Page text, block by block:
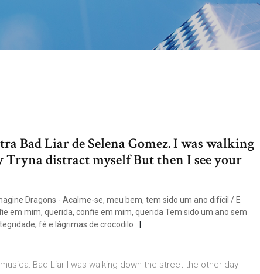
Bad Liar de Selena Gomez. I was walking
Tryna distract myself But then I see your
Dragons - Acalme-se, meu bem, tem sido um ano difícil / E
em mim, querida, confie em mim, querida Tem sido um ano sem
fé e lágrimas de crocodilo
Bad Liar I was walking down the street the other day